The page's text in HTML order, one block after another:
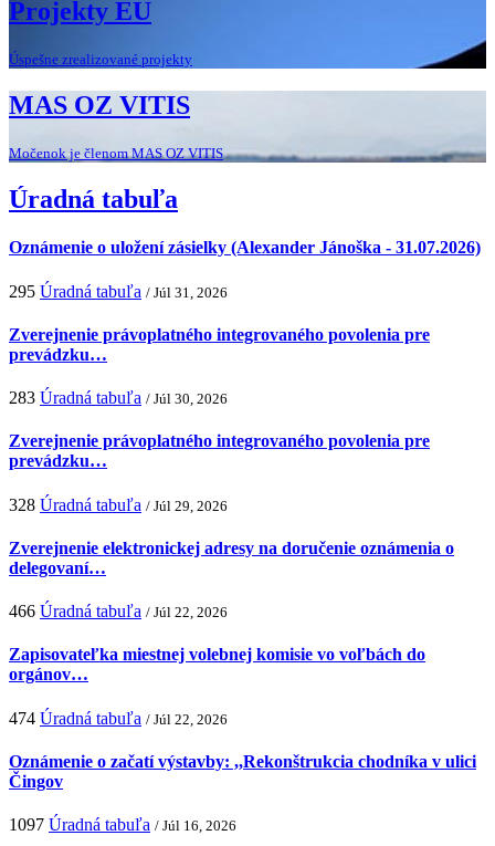
Projekty EU
Úspešne zrealizované projekty
MAS OZ VITIS
Močenok je členom MAS OZ VITIS
Úradná tabuľa
Oznámenie o uložení zásielky (Alexander Jánoška - 31.07.2026)
295 Úradná tabuľa / Júl 31, 2026
Zverejnenie právoplatného integrovaného povolenia pre
prevádzku…
283 Úradná tabuľa / Júl 30, 2026
Zverejnenie právoplatného integrovaného povolenia pre
prevádzku…
328 Úradná tabuľa / Júl 29, 2026
Zverejnenie elektronickej adresy na doručenie oznámenia o
delegovaní…
466 Úradná tabuľa / Júl 22, 2026
Zapisovateľka miestnej volebnej komisie vo voľbách do
orgánov…
474 Úradná tabuľa / Júl 22, 2026
Oznámenie o začatí výstavby: ,,Rekonštrukcia chodníka v ulici
Čingov
1097 Úradná tabuľa / Júl 16, 2026